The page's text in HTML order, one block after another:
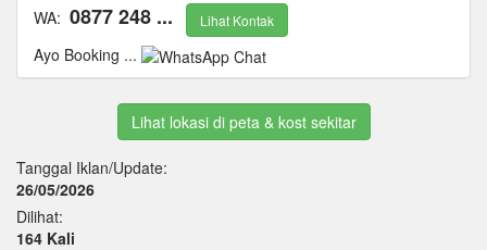
WA: 0877 248 ... Lihat Kontak
Ayo Booking ...
Lihat lokasi di peta & kost sekitar
Tanggal Iklan/Update:
26/05/2026
Dilihat:
164 Kali